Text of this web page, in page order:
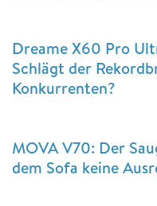
Dreame X60 Pro
Schlägt der
Konkurrenten?
MOVA V70: Der
dem Sofa keine